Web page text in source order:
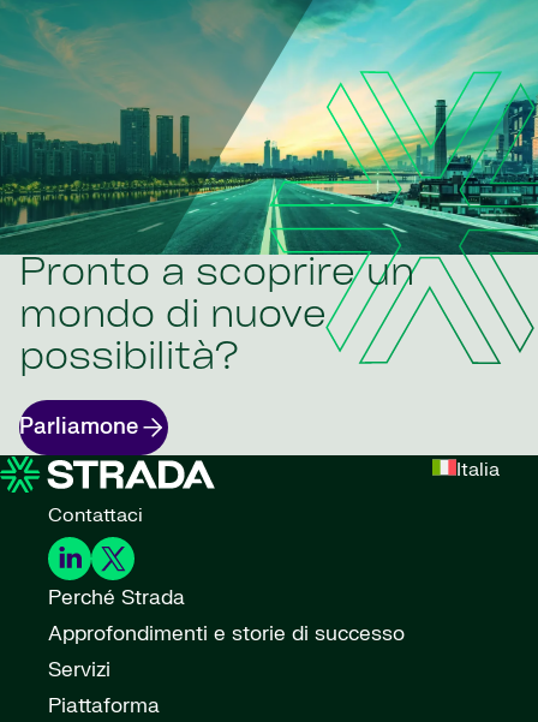
Pronto a scoprire un
mondo di nuove
possibilità?
Parliamone
Italia
Contattaci
Perché Strada
Approfondimenti e storie di successo
Servizi
Piattaforma